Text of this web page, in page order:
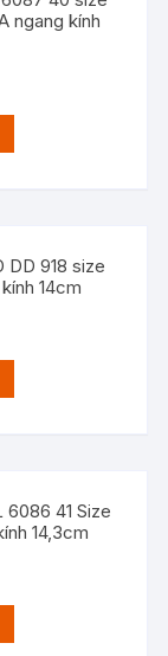
ngang kính
DD 918 size
14cm
6086 41 Size
14,3cm